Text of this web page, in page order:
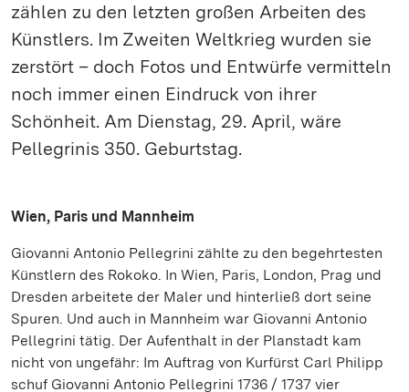
zählen zu den letzten großen Arbeiten des
Künstlers. Im Zweiten Weltkrieg wurden sie
zerstört – doch Fotos und Entwürfe vermitteln
noch immer einen Eindruck von ihrer
Schönheit. Am Dienstag, 29. April, wäre
Pellegrinis 350. Geburtstag.
Wien, Paris und Mannheim
Giovanni Antonio Pellegrini zählte zu den begehrtesten
Künstlern des Rokoko. In Wien, Paris, London, Prag und
Dresden arbeitete der Maler und hinterließ dort seine
Spuren. Und auch in Mannheim war Giovanni Antonio
Pellegrini tätig. Der Aufenthalt in der Planstadt kam
nicht von ungefähr: Im Auftrag von Kurfürst Carl Philipp
schuf Giovanni Antonio Pellegrini 1736 / 1737 vier